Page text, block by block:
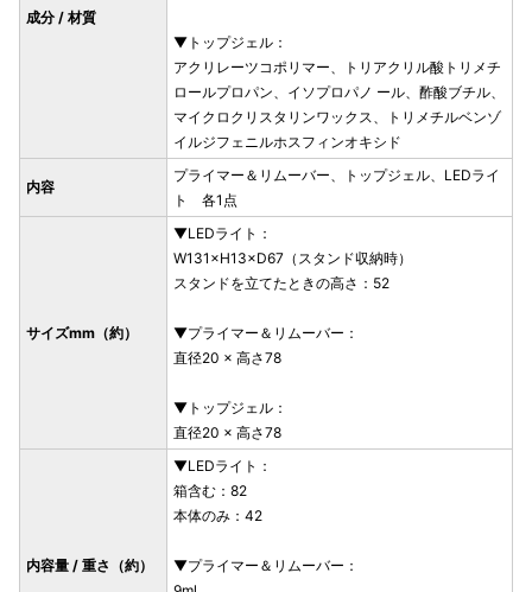
成分 / 材質
▼トップジェル：
アクリレーツコポリマー、トリアクリル酸トリメチ
ロールプロパン、イソプロパノ ール、酢酸ブチル、
マイクロクリスタリンワックス、トリメチルベンゾ
イルジフェニルホスフィンオキシド
内容
プライマー＆リムーバー、トップジェル、LEDライ
ト 各1点
サイズmm（約）
▼LEDライト：
W131×H13×D67（スタンド収納時）
スタンドを立てたときの高さ：52
▼プライマー＆リムーバー：
直径20 × 高さ78
▼トップジェル：
直径20 × 高さ78
内容量 / 重さ（約）
▼LEDライト：
箱含む：82
本体のみ：42
▼プライマー＆リムーバー：